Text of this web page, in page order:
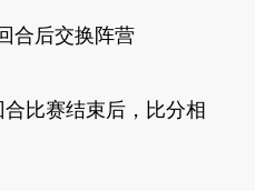
后交换阵营
比赛结束后，比分相